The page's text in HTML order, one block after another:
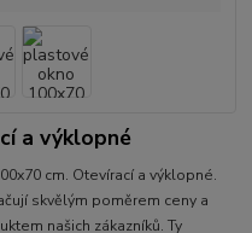
a výklopné
cm. Otevírací a výklopné.
skvělým poměrem ceny a
našich zákazníků. Ty